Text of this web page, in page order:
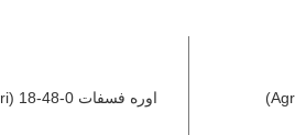
اوره فسفات 0-48-18 (GoodAgri)